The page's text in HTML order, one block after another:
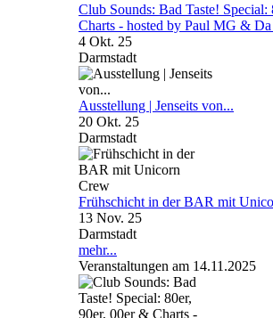
Club Sounds: Bad Taste! Special:
Charts - hosted by Paul MG &
4 Okt. 25
Darmstadt
Ausstellung | Jenseits von...
20 Okt. 25
Darmstadt
Frühschicht in der BAR mit
13 Nov. 25
Darmstadt
mehr...
Veranstaltungen am 14.11.2025